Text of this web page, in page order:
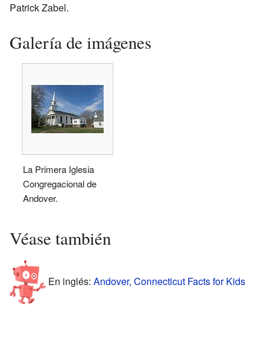
Patrick Zabel.
Galería de imágenes
La Primera Iglesia
Congregacional de
Andover.
Véase también
En inglés: Andover, Connecticut Facts for Kids